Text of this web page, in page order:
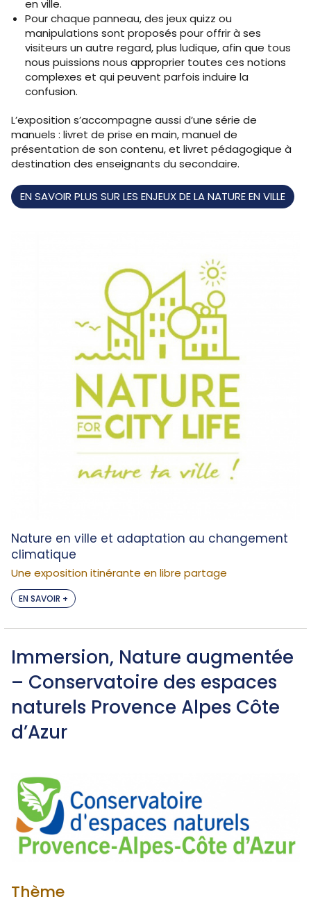
en ville.
Pour chaque panneau, des jeux quizz ou
manipulations sont proposés pour offrir à ses
visiteurs un autre regard, plus ludique, afin que tous
nous puissions nous approprier toutes ces notions
complexes et qui peuvent parfois induire la
confusion.
L’exposition s’accompagne aussi d’une série de
manuels : livret de prise en main, manuel de
présentation de son contenu, et livret pédagogique à
destination des enseignants du secondaire.
EN SAVOIR PLUS SUR LES ENJEUX DE LA NATURE EN VILLE
Nature en ville et adaptation au changement
climatique
Une exposition itinérante en libre partage
EN SAVOIR +
Immersion, Nature augmentée
– Conservatoire des espaces
naturels Provence Alpes Côte
d’Azur
Thème